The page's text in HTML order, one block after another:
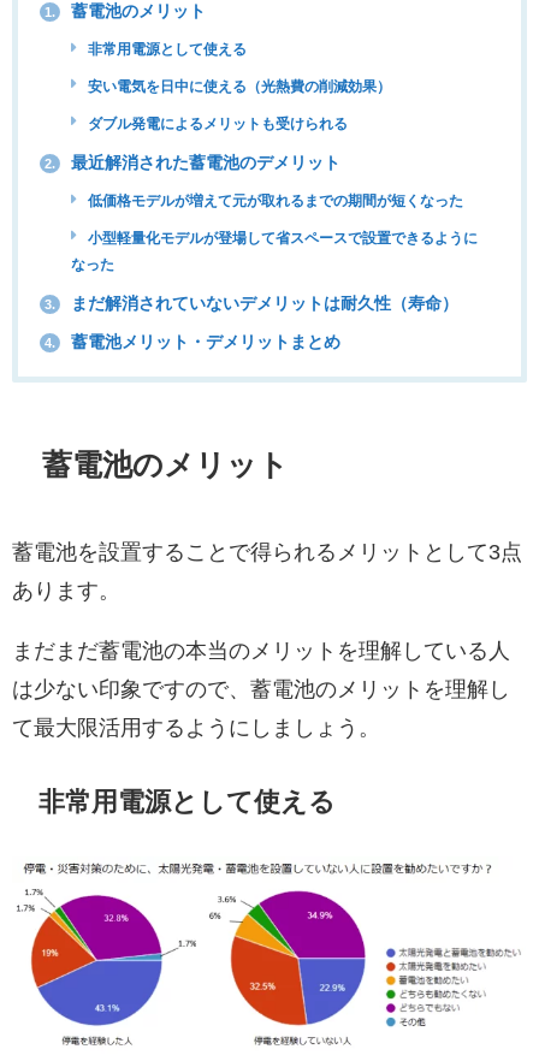
1. 蓄電池のメリット
非常用電源として使える
安い電気を日中に使える（光熱費の削減効果）
ダブル発電によるメリットも受けられる
2. 最近解消された蓄電池のデメリット
低価格モデルが増えて元が取れるまでの期間が短くなった
小型軽量化モデルが登場して省スペースで設置できるように
なった
3. まだ解消されていないデメリットは耐久性（寿命）
4. 蓄電池メリット・デメリットまとめ
蓄電池のメリット
蓄電池を設置することで得られるメリットとして3点
あります。
まだまだ蓄電池の本当のメリットを理解している人
は少ない印象ですので、蓄電池のメリットを理解し
て最大限活用するようにしましょう。
非常用電源として使える